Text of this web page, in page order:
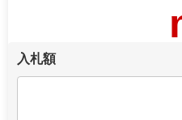
入札額